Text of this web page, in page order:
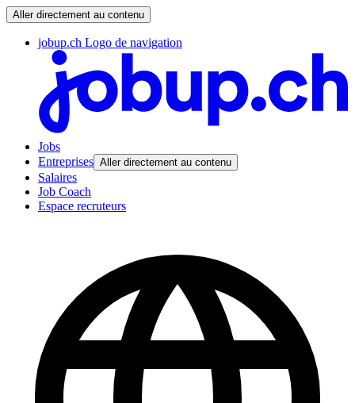
Aller directement au contenu
jobup.ch Logo de navigation
Jobs
Entreprises Aller directement au contenu
Salaires
Job Coach
Espace recruteurs